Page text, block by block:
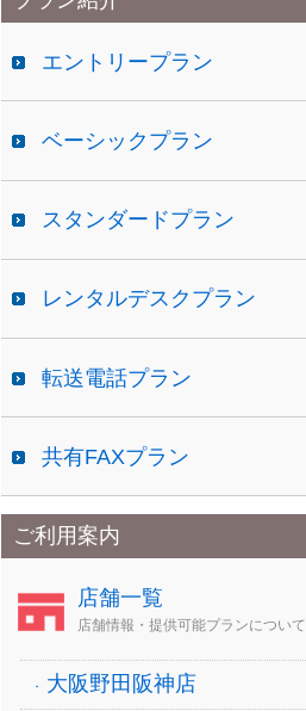
イ
エントリープラン
ベーシックプラン
スタンダードプラン
レンタルデスクプラン
転送電話プラン
共有FAXプラン
ご利用案内
店舗一覧
店舗情報・提供可能プランについて
大阪野田阪神店